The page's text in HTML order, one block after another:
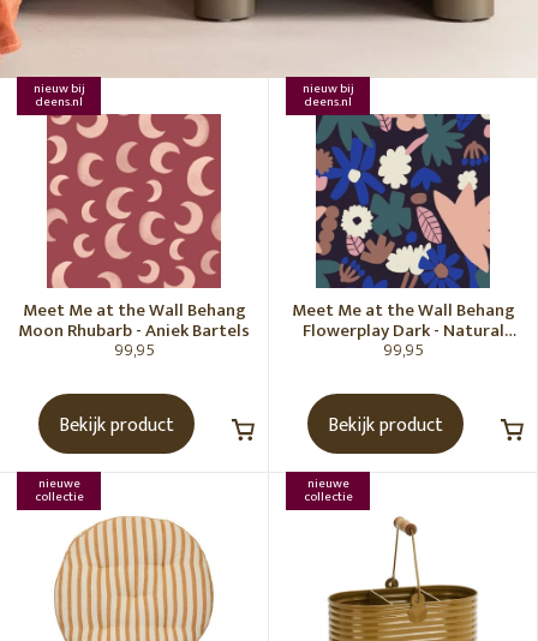
nieuw bij
deens.nl
Meet Me at the Wall Behang
Moon Rhubarb - Aniek Bartels
99,95
Bekijk product
nieuw bij
deens.nl
Meet Me at the Wall Behang
Flowerplay Dark - Natural
Noord
99,95
Bekijk product
nieuwe
collectie
nieuwe
collectie